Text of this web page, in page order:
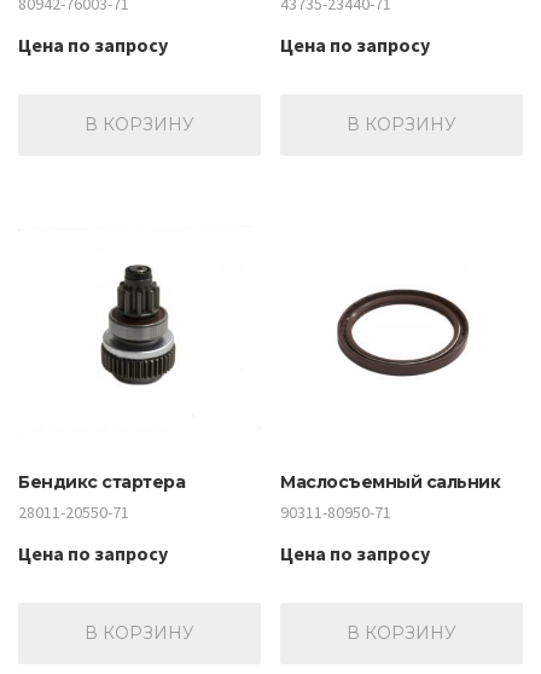
Цена по запросу
В КОРЗИНУ
Цена по запросу
В КОРЗИНУ
Бендикс стартера
28011-20550-71
Цена по запросу
В КОРЗИНУ
Маслосъемный сальник
90311-80950-71
Цена по запросу
В КОРЗИНУ